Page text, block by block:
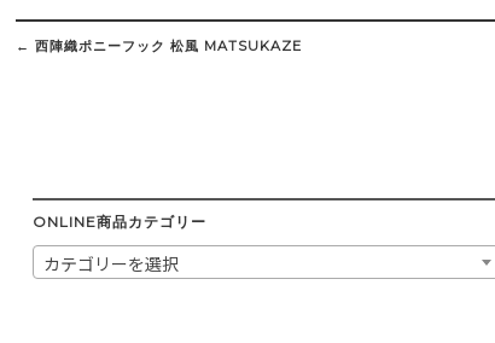
Post
navigation
← 西陣織ポニーフック 松風 MATSUKAZE
ONLINE商品カテゴリー
カテゴリーを選択